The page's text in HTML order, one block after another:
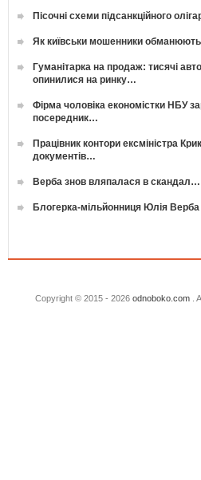
Пісочні схеми підсанкційного
Як київськи мошенники обманюють
Гуманітарка на продаж: тисячі
опинилися на ринку…
Фірма чоловіка економістки НБУ
посередник…
Працівник контори ексміністра
документів…
Верба знов вляпалася в скандал…
Блогерка-мільйонниця Юлія
Copyright © 2015 - 2026 odnoboko.com.